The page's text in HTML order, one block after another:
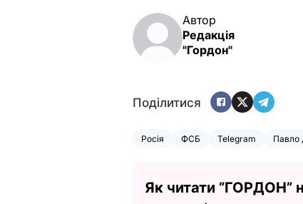
Автор
Редакція
"Гордон"
Поділитися
Росія ФСБ Telegram Павло
Як читати ”ГОРДОН”